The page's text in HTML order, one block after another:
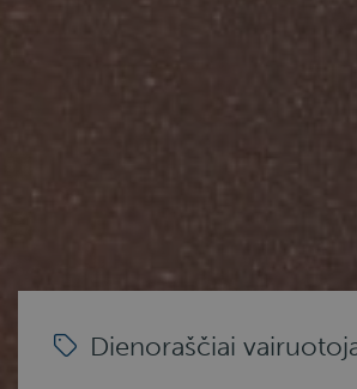
Dienoraščiai